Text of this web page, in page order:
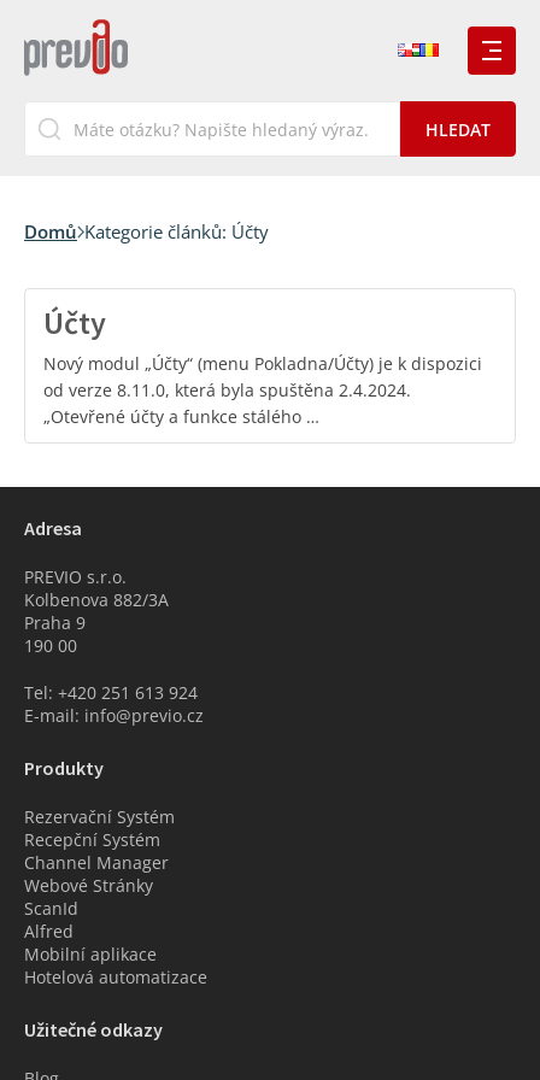
Domů Kategorie článků: Účty
Účty
Nový modul „Účty“ (menu Pokladna/Účty) je k dispozici
od verze 8.11.0, která byla spuštěna 2.4.2024.
„Otevřené účty a funkce stálého …
Adresa
PREVIO s.r.o.
Kolbenova 882/3A
Praha 9
190 00
Tel: +420 251 613 924
E-mail: info@previo.cz
Produkty
Rezervační Systém
Recepční Systém
Channel Manager
Webové Stránky
ScanId
Alfred
Mobilní aplikace
Hotelová automatizace
Užitečné odkazy